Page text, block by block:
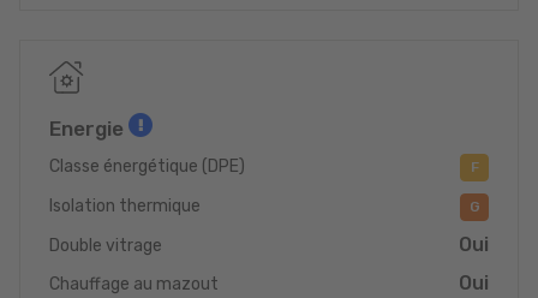
Energie
Classe énergétique (DPE) F
Isolation thermique G
Double vitrage Oui
Chauffage au mazout Oui